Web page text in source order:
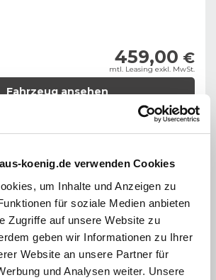
koenig.de verwenden Cookies
um Inhalte und Anzeigen zu
für soziale Medien anbieten
Zugriffe auf unsere Website zu
geben wir Informationen zu Ihrer
Website an unsere Partner für
und Analysen weiter. Unsere
459,00 €
mtl. Leasing exkl. MwSt.
Fahrzeug ansehen
Leasing GmbH, Kolonnenstraße 31, 10829 Berlin
Kombi. Kraftstoffverbrauch: 11,9 l/100
km, CO2-Klasse: G
mit dem „echten“ Jeep!
oder sonstiges Gelände sehr
hergestellte und immer wieder modernisierte